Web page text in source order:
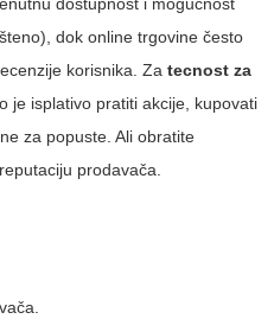
dostupnost i mogućnost
dok online trgovine često
korisnika. Za tecnost za
je isplativo pratiti akcije, kupovati
za popuste. Ali obratite
prodavača.